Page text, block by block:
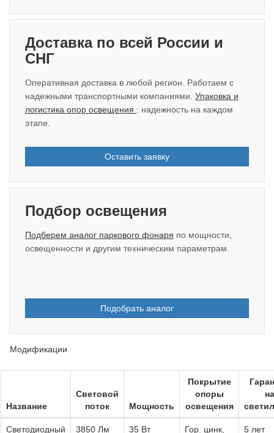
Доставка по всей России и
СНГ
Оперативная доставка в любой регион. Работаем с
надежными транспортными компаниями. Упаковка и
логистика опор освещения : надежность на каждом
этапе.
Оставить заявку
Подбор освещения
Подберем аналог паркового фонаря по мощности,
освещенности и другим техническим параметрам.
Подобрать аналог
Модификации
Название
Световой
поток
Мощность
Покрытие
опоры
освещения
на
Светодиодный
3850 Лм 35 Вт
Гор. цинк,
5 лет